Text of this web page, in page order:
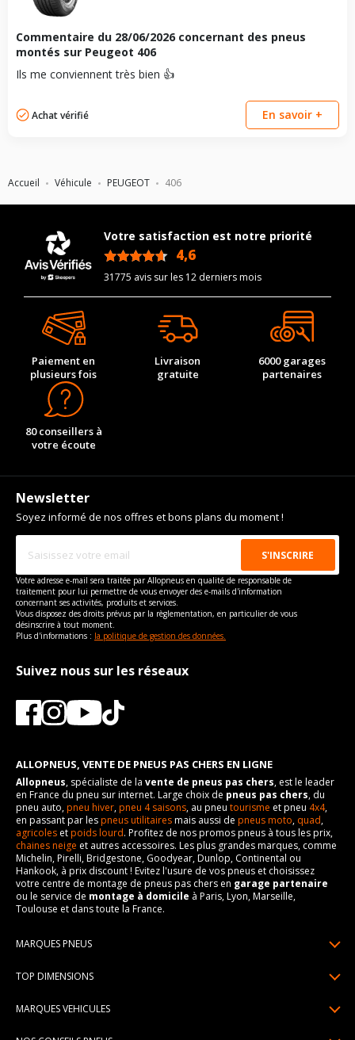
Accueil Véhicule PEUGEOT 406
Commentaire du 28/06/2026 concernant des pneus
montés sur Peugeot 406
Ils me conviennent très bien 👍
Achat vérifié En savoir +
Votre satisfaction est notre priorité
4,6
31775 avis sur les 12 derniers mois
Paiement en
plusieurs fois
Livraison
gratuite
6000 garages
partenaires
80 conseillers à
votre écoute
Newsletter
Soyez informé de nos offres et bons plans du moment !
Votre adresse e-mail sera traitée par Allopneus en qualité de responsable de
traitement pour lui permettre de vous envoyer des e-mails d'information
concernant ses activités, produits et services.
Vous disposez des droits prévus par la règlementation, en particulier de vous
désinscrire à tout moment.
Plus d'informations : la politique de gestion des données.
Suivez nous sur les réseaux
ALLOPNEUS, VENTE DE PNEUS PAS CHERS EN LIGNE
Allopneus, spécialiste de la vente de pneus pas chers, est le leader
en France du pneu sur internet. Large choix de pneus pas chers, du
pneu auto,pneu hiver,pneu 4 saisons, au pneu tourisme et pneu 4x4,
en passant par lespneus utilitairesmais aussi de pneus moto, quad,
agricoles etpoids lourd. Profitez de nos promos pneus à tous les prix,
chaines neige et autres accessoires. Les plus grandes marques, comme
Michelin, Pirelli, Bridgestone, Goodyear, Dunlop, Continental ou
Hankook, à prix discount ! Evitez l'usure de vos pneus et choisissez
votre centre de montage de pneus pas chers en garage partenaire
ou le service de montage à domicile à Paris, Lyon, Marseille,
Toulouse et dans toute la France.
MARQUES PNEUS
Pneus Continental
TOP DIMENSIONS
MARQUES VEHICULES